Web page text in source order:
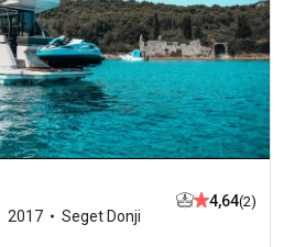
2017 Seget Donji
4,64(2)